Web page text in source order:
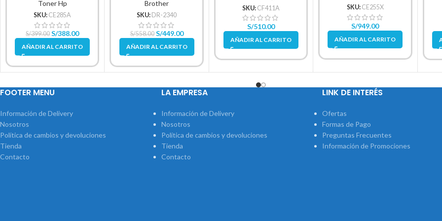
Toner Hp
SKU: CE285A
S/399.00 S/388.00
AÑADIR AL CARRITO
Brother
SKU: DR-2340
S/558.00 S/449.00
AÑADIR AL CARRITO
SKU: CF411A
S/510.00
AÑADIR AL CARRITO
SKU: CE255X
S/949.00
AÑADIR AL CARRITO
FOOTER MENU
Información de Delivery
Nosotros
Política de cambios y devoluciones
Tienda
Contacto
LA EMPRESA
Información de Delivery
Nosotros
Política de cambios y devoluciones
Tienda
Contacto
LINK DE INTERÉS
Ofertas
Formas de Pago
Preguntas Frecuentes
Información de Promociones